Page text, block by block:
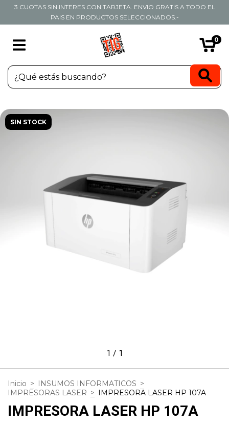
3 CUOTAS SIN INTERES CON TARJETA. ENVIO GRATIS A TODO EL
PAIS EN PRODUCTOS SELECCIONADOS.-
0
SIN STOCK
1 / 1
Inicio > INSUMOS INFORMATICOS >
IMPRESORAS LASER > IMPRESORA LASER HP 107A
IMPRESORA LASER HP 107A